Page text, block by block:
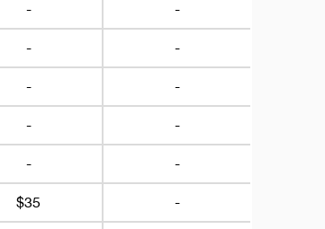
- -
- -
- -
- -
- -
$35 -